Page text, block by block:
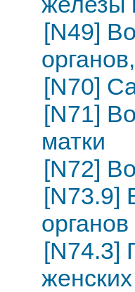
[N49]
[N70]
[N71]
матки
[N72]
[N73.9]
[N74.3]